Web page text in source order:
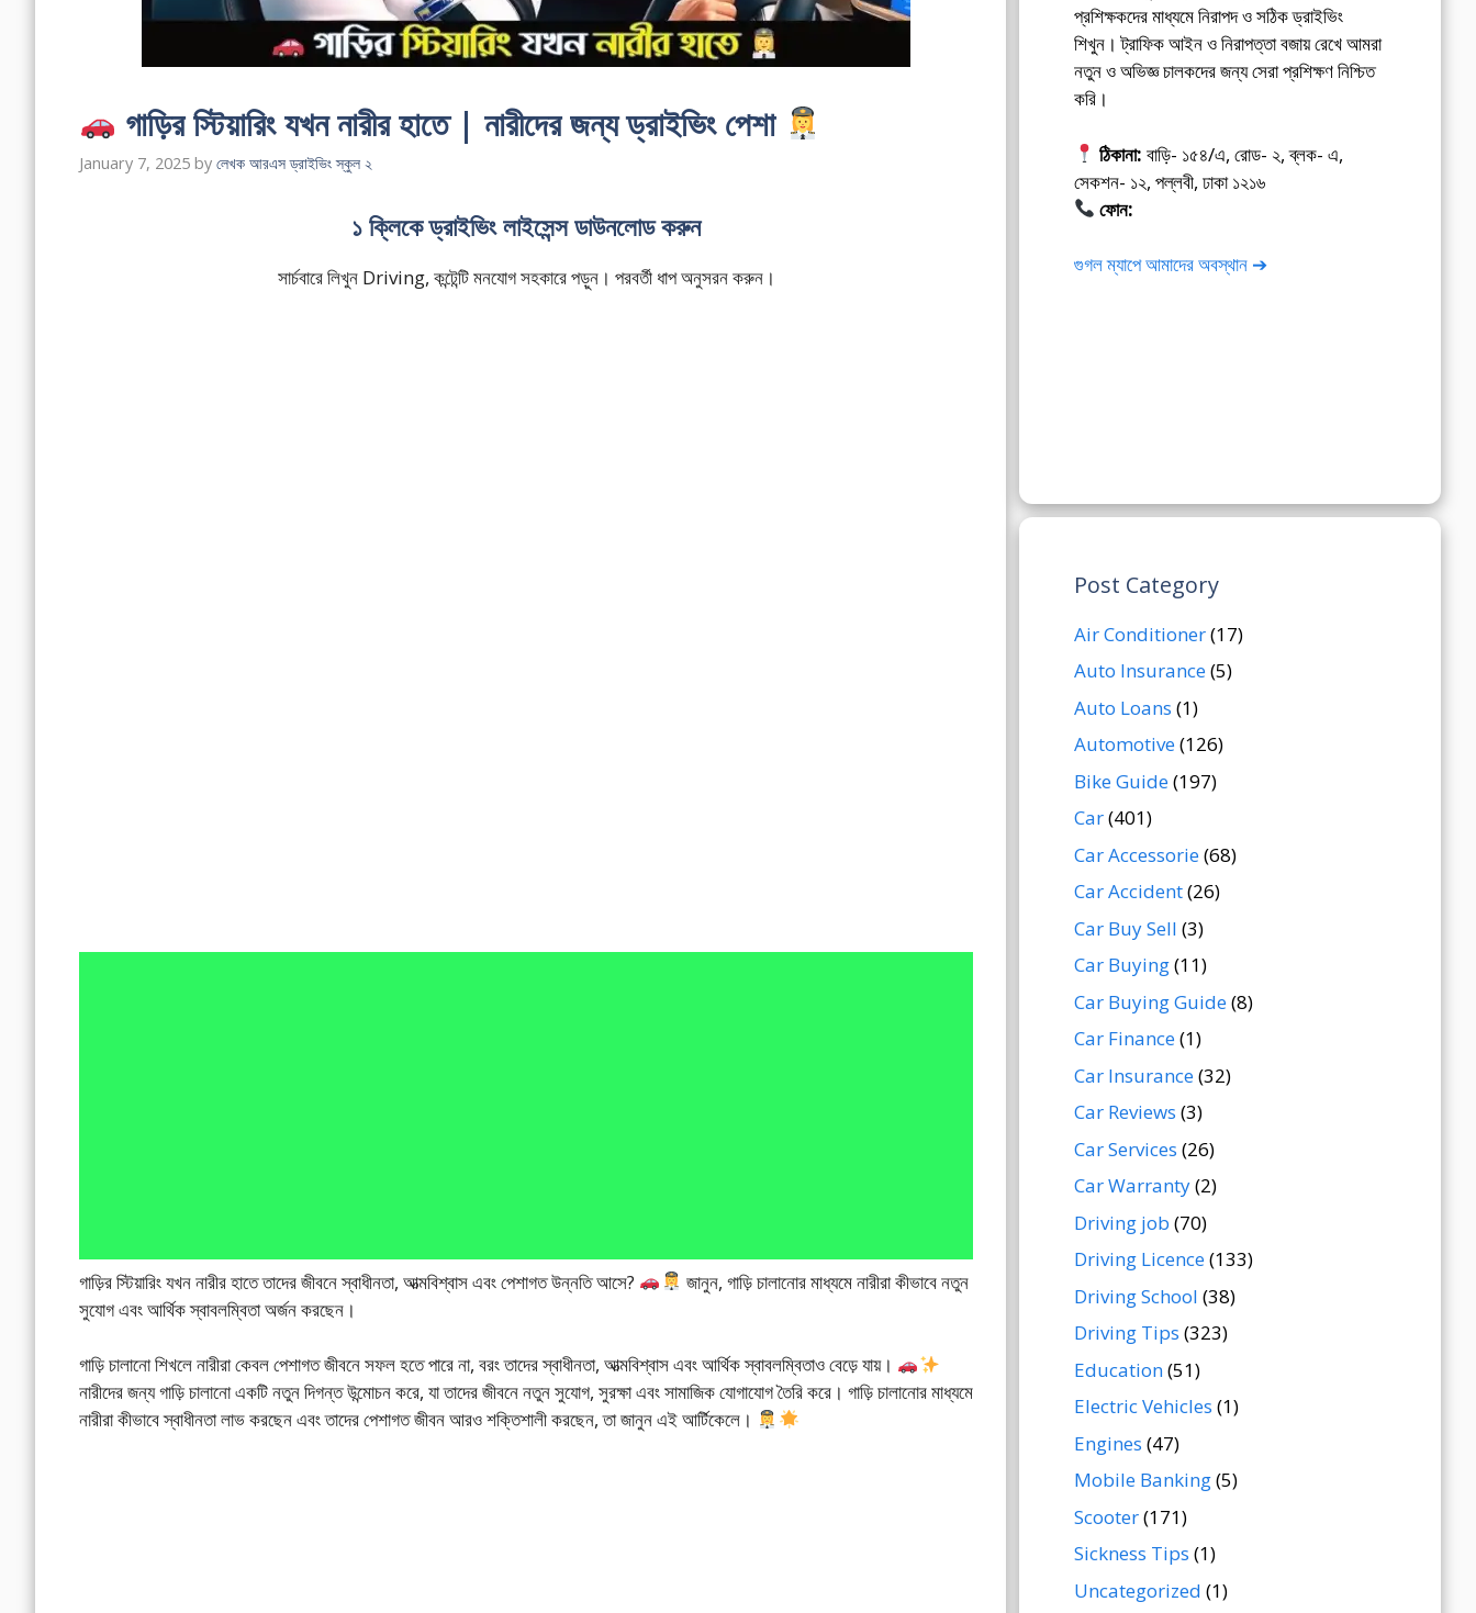
গাড়ির স্টিয়ারিং যখন নারীর হাতে | নারীদের জন্য ড্রাইভিং পেশা
January 7, 2025 by লেখক আরএস ড্রাইভিং স্কুল ২
১ ক্লিকে ড্রাইভিং লাইসেন্স ডাউনলোড করুন
সার্চবারে লিখুন Driving, কন্টেন্টি মনযোগ সহকারে পড়ুন। পরবর্তী ধাপ অনুসরন করুন।
গাড়ির স্টিয়ারিং যখন নারীর হাতে তাদের জীবনে স্বাধীনতা, আত্মবিশ্বাস এবং পেশাগত উন্নতি আসে?
জানুন, গাড়ি চালানোর মাধ্যমে নারীরা কীভাবে নতুন
সুযোগ এবং আর্থিক স্বাবলম্বিতা অর্জন করছেন।
গাড়ি চালানো শিখলে নারীরা কেবল পেশাগত জীবনে সফল হতে পারে না, বরং তাদের স্বাধীনতা, আত্মবিশ্বাস এবং আর্থিক স্বাবলম্বিতাও বেড়ে যায়।
নারীদের জন্য গাড়ি চালানো একটি নতুন দিগন্ত উন্মোচন করে, যা তাদের জীবনে নতুন সুযোগ, সুরক্ষা এবং সামাজিক যোগাযোগ তৈরি করে। গাড়ি চালানোর মাধ্যমে
নারীরা কীভাবে স্বাধীনতা লাভ করছেন এবং তাদের পেশাগত জীবন আরও শক্তিশালী করছেন, তা জানুন এই আর্টিকেলে।
প্রশিক্ষকদের মাধ্যমে নিরাপদ ও সঠিক ড্রাইভিং
শিখুন। ট্রাফিক আইন ও নিরাপত্তা বজায় রেখে আমরা
নতুন ও অভিজ্ঞ চালকদের জন্য সেরা প্রশিক্ষণ নিশ্চিত
করি।
ঠিকানা: বাড়ি- ১৫৪/এ, রোড- ২, ব্লক- এ,
সেকশন- ১২, পল্লবী, ঢাকা ১২১৬
ফোন:
গুগল ম্যাপে আমাদের অবস্থান ➔
Post Category
Air Conditioner(17)
Auto Insurance(5)
Auto Loans (1)
Automotive(126)
Bike Guide(197)
Car(401)
Car Accessorie(68)
Car Accident(26)
Car Buy Sell (3)
Car Buying(11)
Car Buying Guide(8)
Car Finance(1)
Car Insurance(32)
Car Reviews (3)
Car Services (26)
Car Warranty(2)
Driving job (70)
Driving Licence(133)
Driving School (38)
Driving Tips (323)
Education(51)
Electric Vehicles (1)
Engines (47)
Mobile Banking(5)
Scooter(171)
Sickness Tips (1)
Uncategorized (1)